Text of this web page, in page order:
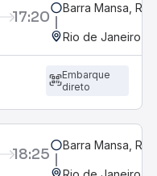
17:20 Barra Mansa, RJ
Rio de Janeiro,
Embarque
direto
18:25 Barra Mansa, RJ